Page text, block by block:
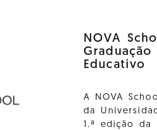
NOVA
Educativo
A NOVA
da
1.ª edição da